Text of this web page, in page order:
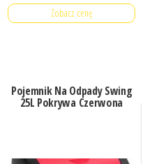
Zobacz cenę
Pojemnik Na Odpady Swing
25L Pokrywa Czerwona